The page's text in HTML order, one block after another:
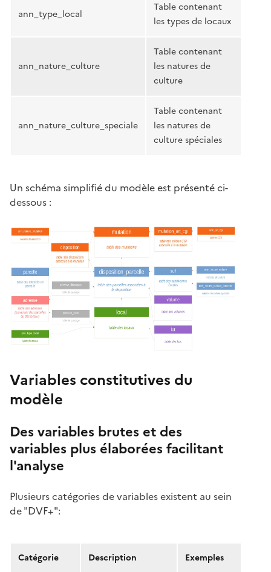
ann_type_local
Table contenant
les types de locaux
ann_nature_culture
Table contenant
les natures de
culture
ann_nature_culture_speciale
Table contenant
les natures de
culture spéciales
Un schéma simplifié du modèle est présenté ci-
dessous :
Variables constitutives du
modèle
Des variables brutes et des
variables plus élaborées facilitant
l'analyse
Plusieurs catégories de variables existent au sein
de "DVF+":
Catégorie Description Exemples